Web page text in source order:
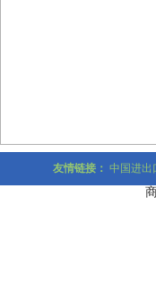
友情链接： 中国进出